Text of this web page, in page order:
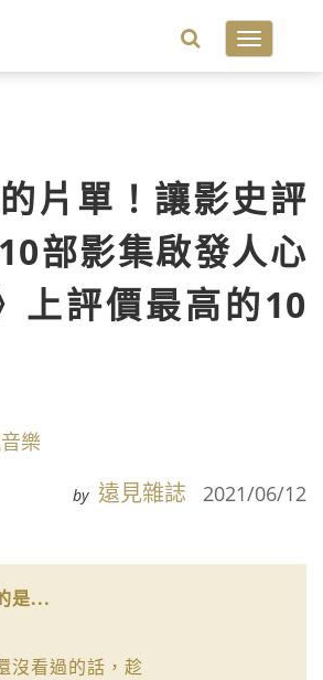
Toggle
片單！讓影史評
部影集啟發人心
上評價最高的10
樂
by 遠見雜誌 2021/06/12
是...
沒看過的話，趁